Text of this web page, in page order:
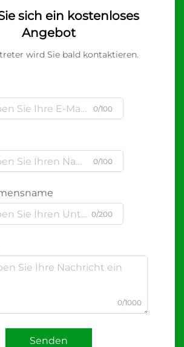
sich ein kostenloses
Angebot
wird Sie bald kontaktieren.
0/100
0/100
0/200
0/1000
Senden